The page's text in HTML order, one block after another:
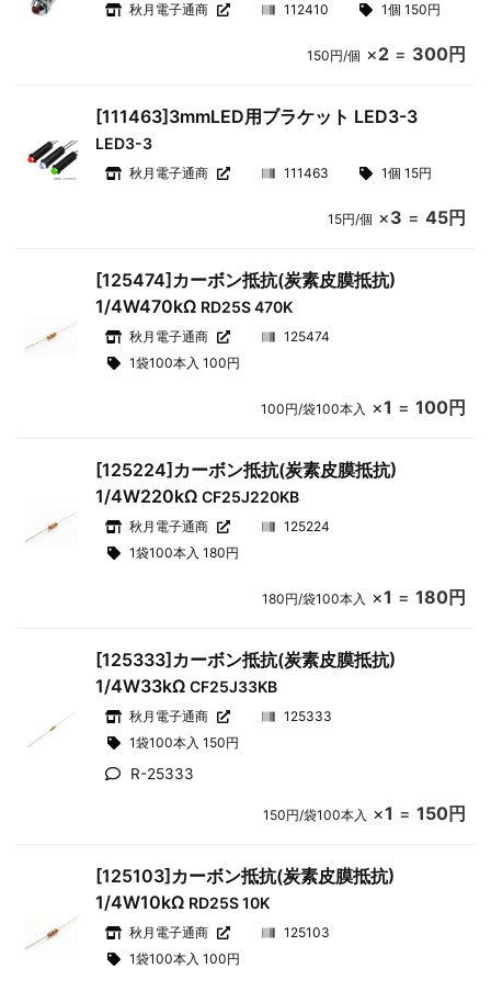
秋月電子通商 112410 1個 150円
150円/個 ×2= 300円
[111463]3mmLED用ブラケット LED3-3
LED3-3
秋月電子通商 111463 1個 15円
15円/個 ×3 = 45円
[125474]カーボン抵抗(炭素皮膜抵抗)
1/4W470kΩ RD25S 470K
秋月電子通商
125474
1袋100本入 100円
100円/袋100本入 ×1 = 100円
[125224]カーボン抵抗(炭素皮膜抵抗)
1/4W220kΩCF25J220KB
秋月電子通商
125224
1袋100本入 180円
180円/袋100本入 ×1 = 180円
[125333]カーボン抵抗(炭素皮膜抵抗)
1/4W33kΩCF25J33KB
秋月電子通商
125333
1袋100本入 150円
R-25333
150円/袋100本入 ×1 = 150円
[125103]カーボン抵抗(炭素皮膜抵抗)
1/4W10kΩ RD25S 10K
秋月電子通商
125103
1袋100本入 100円